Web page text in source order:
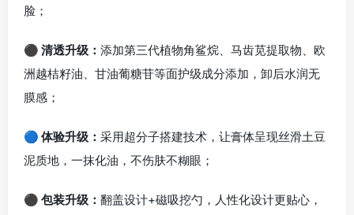
脸；
⚫ 清透升级： 添加第三代植物角鲨烷、马齿苋提取物、欧
洲越桔籽油、甘油葡糖苷等面护级成分添加，卸后水润无
膜感；
🔵 体验升级： 采用超分子搭建技术，让膏体呈现丝滑土豆
泥质地，一抹化油，不伤肤不糊眼；
⚫ 包装升级： 翻盖设计+磁吸挖勺，人性化设计更贴心，